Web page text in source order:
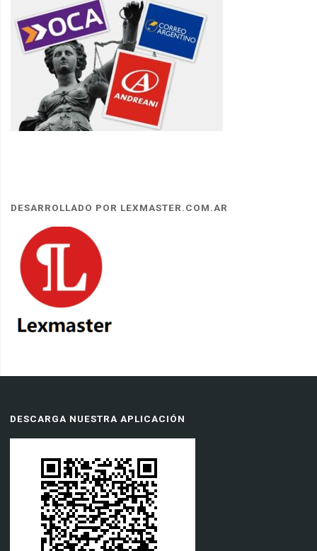
DESARROLLADO POR LEXMASTER.COM.AR
DESCARGA NUESTRA APLICACIÓN